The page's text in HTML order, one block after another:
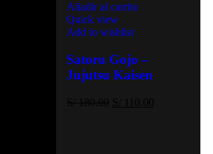
Añadir al carrito
Quick view
Add to wishlist
Satoru Gojo –
Jujutsu Kaisen